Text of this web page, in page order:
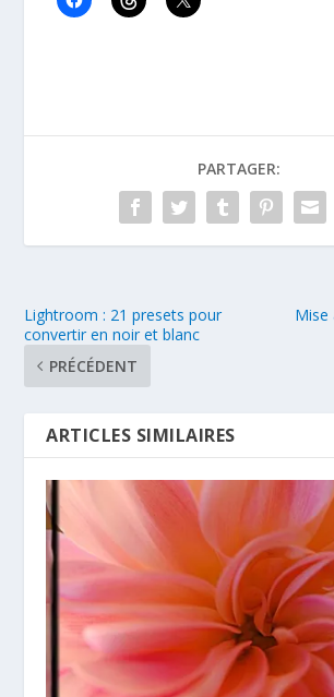
PARTAGER:
Lightroom : 21 presets pour
convertir en noir et blanc
PRÉCÉDENT
Mise
ARTICLES SIMILAIRES